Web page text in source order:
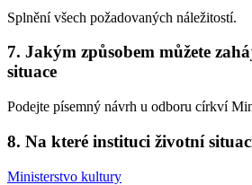
Splnění všech požadovaných náležitostí.
7. Jakým způsobem můžete
situace
Podejte písemný návrh u odboru církví
8. Na které instituci životní
Ministerstvo kultury